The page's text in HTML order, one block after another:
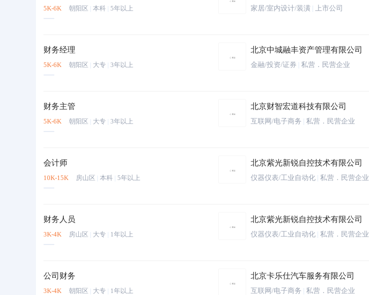
5K-6K 朝阳区 | 本科 | 5年以上 家居/室内设计/装潢 上市公司
财务经理
5K-6K 朝阳区 | 大专 | 3年以上
北京中城融丰资产管理有限公司
金融/投资/证券 私营．民营企业
财务主管
5K-6K 朝阳区 | 大专 | 3年以上
北京财智宏道科技有限公司
互联网/电子商务 私营．民营企业
会计师
10K-15K 房山区 | 本科 | 5年以上
北京紫光新锐自控技术有限公司
仪器仪表/工业自动化 私营．民营企业
财务人员
3K-4K 房山区 | 大专 | 1年以上
北京紫光新锐自控技术有限公司
仪器仪表/工业自动化 私营．民营企业
公司财务
3K-4K 朝阳区 | 大专 | 1年以上
北京卡乐仕汽车服务有限公司
互联网/电子商务 私营．民营企业